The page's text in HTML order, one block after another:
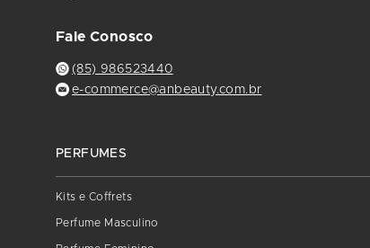
Fale Conosco
(85) 986523440
e-commerce@anbeauty.com.br
PERFUMES
Kits e Coffrets
Perfume Masculino